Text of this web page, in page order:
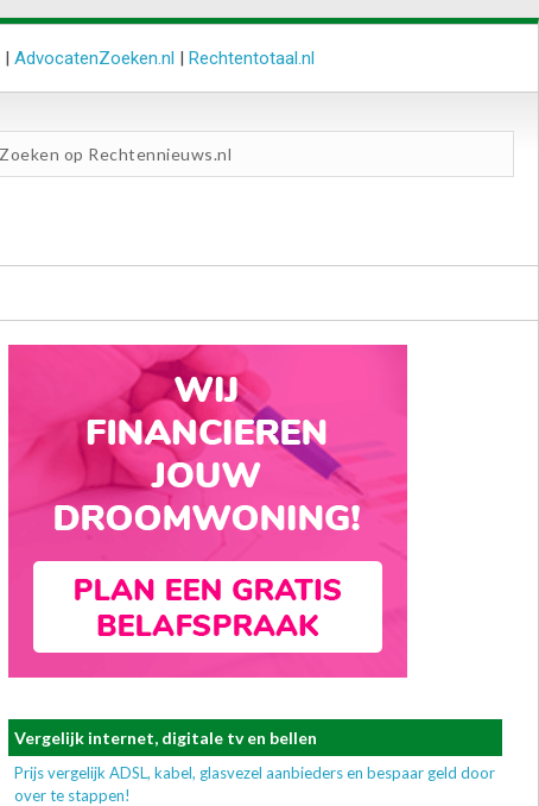
| AdvocatenZoeken.nl | Rechtentotaal.nl
Vergelijk internet, digitale tv en bellen
Prijs vergelijk ADSL, kabel, glasvezel aanbieders en bespaar geld door
over te stappen!